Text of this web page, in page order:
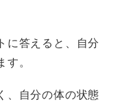
に答えると、自分
。
、自分の体の状態